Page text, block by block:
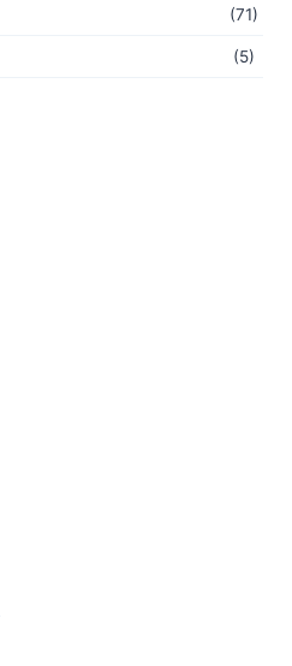
(71)
(5)